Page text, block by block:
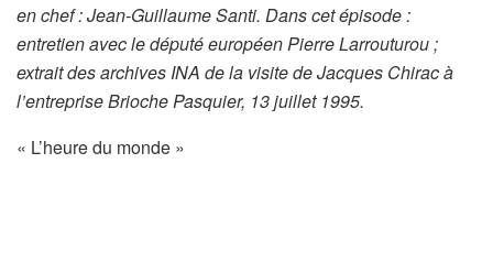
en chef : Jean-Guillaume Santi. Dans cet épisode :
entretien avec le député européen Pierre Larrouturou ;
extrait des archives INA de la visite de Jacques Chirac à
l’entreprise Brioche Pasquier, 13 juillet 1995.
« L’heure du monde »